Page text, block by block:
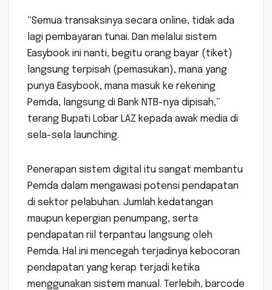
“Semua transaksinya secara online, tidak ada
lagi pembayaran tunai. Dan melalui sistem
Easybook ini nanti, begitu orang bayar (tiket)
langsung terpisah (pemasukan), mana yang
punya Easybook, mana masuk ke rekening
Pemda, langsung di Bank NTB-nya dipisah,”
terang Bupati Lobar LAZ kepada awak media di
sela-sela launching.
Penerapan sistem digital itu sangat membantu
Pemda dalam mengawasi potensi pendapatan
di sektor pelabuhan. Jumlah kedatangan
maupun kepergian penumpang, serta
pendapatan riil terpantau langsung oleh
Pemda. Hal ini mencegah terjadinya kebocoran
pendapatan yang kerap terjadi ketika
menggunakan sistem manual. Terlebih, barcode